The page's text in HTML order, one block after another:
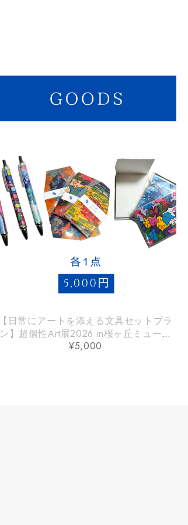
【日常にアートを添える文具セットプラ
ン】超個性Art展2026 in桜ヶ丘ミュージ
アム
¥5,000